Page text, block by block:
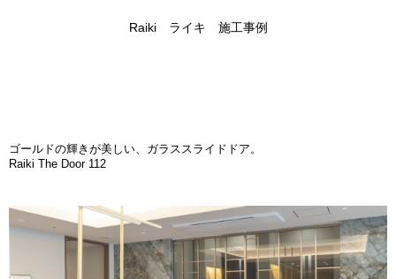
Raiki ライキ 施工事例
ゴールドの輝きが美しい、ガラススライドドア。
Raiki The Door 112